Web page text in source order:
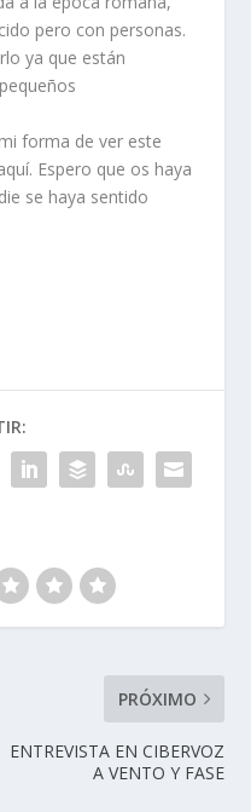
pero con personas.
ya que están
forma de ver este
Espero que os haya
se haya sentido
PRÓXIMO
ENTREVISTA EN CIBERVOZ
A VENTO Y FASE